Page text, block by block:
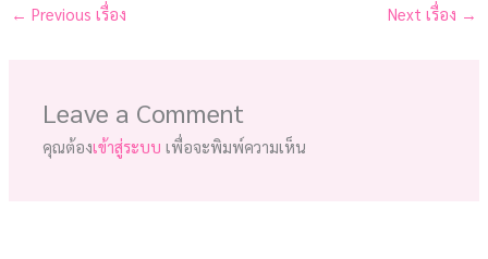
← Previous เรื่อง Next เรื่อง →
Leave a Comment
คุณต้องเข้าสู่ระบบ เพื่อจะพิมพ์ความเห็น